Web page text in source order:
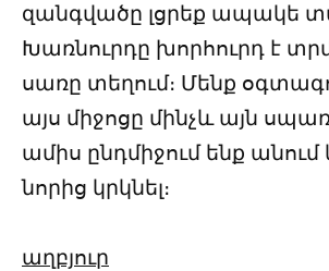
զանգվածը լցրեք ապակե
Խառնուրդը խորհուրդ է
սառը տեղում։ Մենք
այս միջոցը մինչև այն
ամիս ընդմիջում ենք
նորից կրկնել։
աղբյուր